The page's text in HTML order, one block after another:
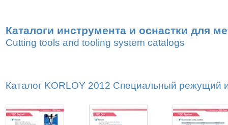
Каталоги инструмента и оснастки для
Cutting tools and tooling system catalogs
Каталог KORLOY 2012 Специальный режущий